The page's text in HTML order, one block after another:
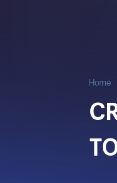
Home